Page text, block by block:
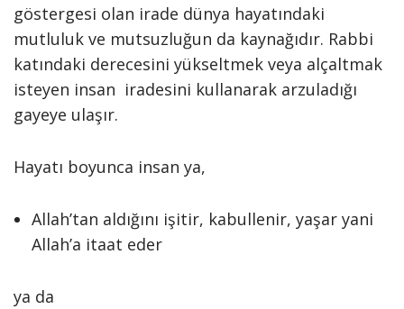
göstergesi olan irade dünya hayatındaki
mutluluk ve mutsuzluğun da kaynağıdır. Rabbi
katındaki derecesini yükseltmek veya alçaltmak
isteyen insan iradesini kullanarak arzuladığı
gayeye ulaşır.
Hayatı boyunca insan ya,
Allah’tan aldığını işitir, kabullenir, yaşar yani
Allah’a itaat eder
ya da